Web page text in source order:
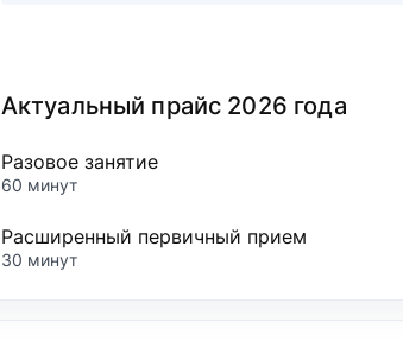
Актуальный прайс 2026 года
Разовое занятие
60 минут
Расширенный первичный прием
30 минут